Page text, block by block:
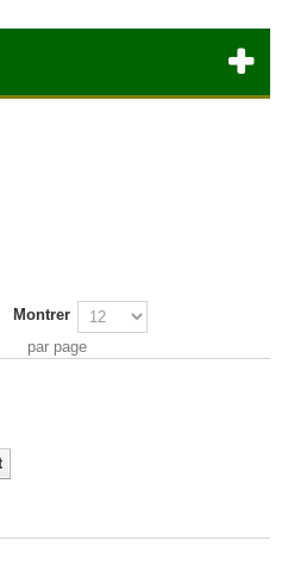
Montrer
par page